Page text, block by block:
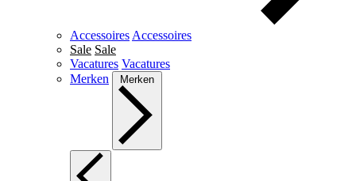
Accessoires Accessoires
Sale Sale
Vacatures Vacatures
Merken
Merken